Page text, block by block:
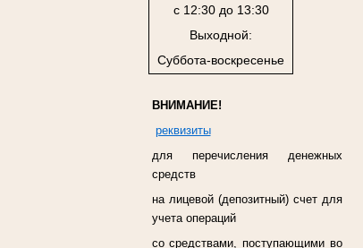
с 12:30 до 13:30
Выходной:
Суббота-воскресенье
ВНИМАНИЕ!
реквизиты
для перечисления денежных
средств
на лицевой (депозитный) счет для
учета операций
со средствами, поступающими во